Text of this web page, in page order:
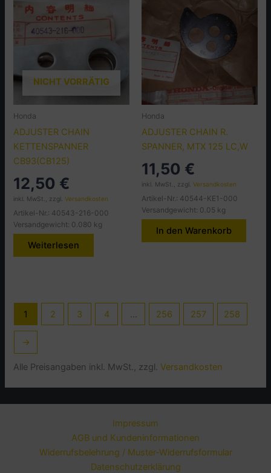
NICHT VORRÄTIG
Honda
ADJUSTER CHAIN
KETTENSPANNER
CB93(CB125)
12,50 €
inkl. MwSt., zzgl.Versandkosten
Artikel-Nr.: 40543-216-000
Versandgewicht: 0.080 kg
Weiterlesen
Honda
ADJUSTER CHAIN R.
SPANNER, MTX 125 LC,W
11,50 €
inkl. MwSt., zzgl. Versandkosten
Artikel-Nr.: 40544-KE1-000
Versandgewicht: 0.05 kg
In den Warenkorb
1 2 3 4 256 257 258
→
Alle Preisangaben inkl. MwSt., zzgl.Versandkosten
Impressum
AGB und Kundeninformationen
Widerrufsbelehrung / Muster-Widerrufsformular
Datenschutzerklärung